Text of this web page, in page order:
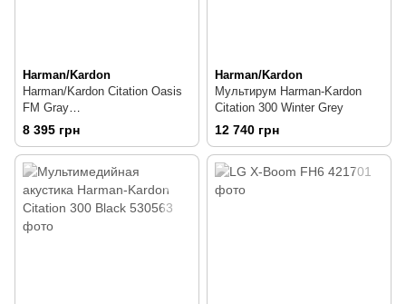
Harman/Kardon
Harman/Kardon Citation Oasis
FM Gray
(HKCITAOASISFMGRYEP) —
Портативная колонка с
радиочасами 12 Вт
8 395 грн
Harman/Kardon
Мультирум Harman-Kardon
Citation 300 Winter Grey
12 740 грн